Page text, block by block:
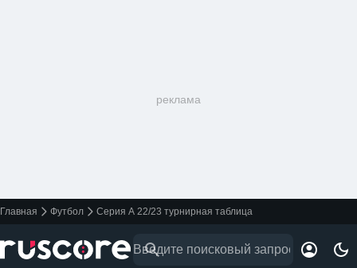
реклама
Главная Футбол Серия А 22/23 турнирная таблица